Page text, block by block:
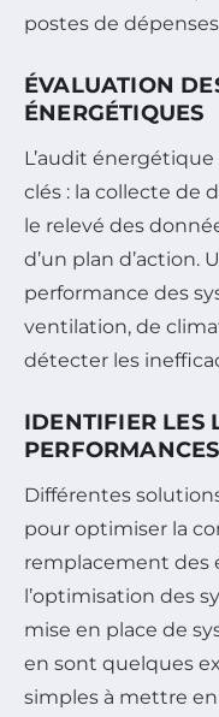
postes de
ÉVALUATION
ÉNERGÉTIQUES
L’audit
clés : la collecte de
le relevé des
d’un plan d’action.
performance des
ventilation, de
détecter les
IDENTIFIER LES
PERFORMANCES
Différentes
pour optimiser la
remplacement des
l’optimisation des
mise en place de
en sont quelques
simples à mettre